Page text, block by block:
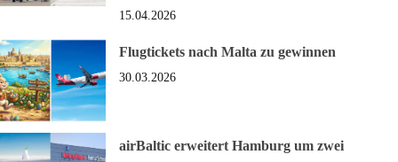
15.04.2026
Flugtickets nach Malta zu gewinnen
30.03.2026
airBaltic erweitert Hamburg um zwei